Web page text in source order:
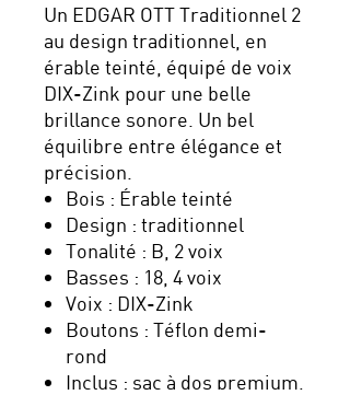
Un EDGAR OTT Traditionnel 2
au design traditionnel, en
érable teinté, équipé de voix
DIX-Zink pour une belle
brillance sonore. Un bel
équilibre entre élégance et
précision.
Bois : Érable teinté
Design : traditionnel
Tonalité : B, 2 voix
Basses : 18, 4 voix
Voix : DIX-Zink
Boutons : Téflon demi-
rond
Inclus : sac à dos premium,